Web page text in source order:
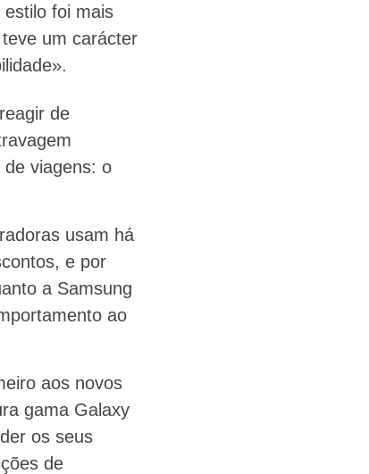
foi mais
um carácter
de
viagens: o
usam há
e por
a Samsung
ao
aos novos
gama Galaxy
os seus
de